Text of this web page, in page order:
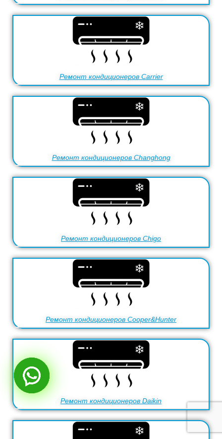
Ремонт кондиционеров Carrier
Ремонт кондиционеров Changhong
Ремонт кондиционеров Chigo
Ремонт кондиционеров Cooper&Hunter
Ремонт кондиционеров Daikin